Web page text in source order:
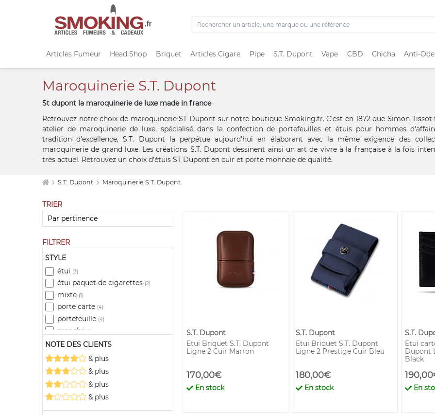
Articles Fumeur Head Shop Briquet Articles Cigare Pipe S.T. Dupont Vape CBD Chicha Anti-
Maroquinerie S.T. Dupont
St dupont la maroquinerie de luxe made in france
Retrouvez notre choix de maroquinerie ST Dupont sur notre boutique Smoking.fr. C'est en 1872 que Simon Tissot
atelier de maroquinerie de luxe, spécialisé dans la confection de portefeuilles et étuis pour hommes
tradition d'excellence, S.T. Dupont la perpétue aujourd'hui en élaborant avec la même exigence des
maroquinerie de grand luxe. Les créations S.T. Dupont dessinent ainsi un art de vivre à la française à la fois
très actuel. Retrouvez un choix d'étuis ST Dupont en cuir et porte monnaie de qualité.
S.T. Dupont Maroquinerie S.T. Dupont
TRIER
FILTRER
STYLE
étui (3)
étui paquet de cigarettes (2)
mixte (1)
porte carte (4)
portefeuille (4)
sacoche (2)
NOTE DES CLIENTS
& plus
& plus
& plus
& plus
S.T. Dupont
Etui Briquet S.T. Dupont
Ligne 2 Cuir Marron
170,00€
En stock
S.T. Dupont
Etui Briquet S.T. Dupont
Ligne 2 Prestige Cuir Bleu
180,00€
En stock
S.T.
Etui
Dupont
Black
En